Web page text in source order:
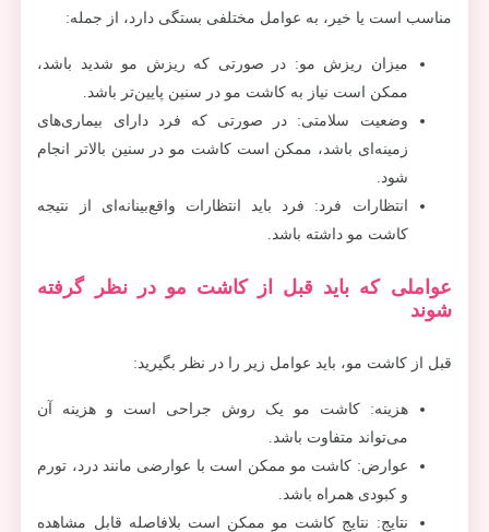
مناسب است یا خیر، به عوامل مختلفی بستگی دارد، از جمله:
میزان ریزش مو: در صورتی که ریزش مو شدید باشد،
ممکن است نیاز به کاشت مو در سنین پایین‌تر باشد.
وضعیت سلامتی: در صورتی که فرد دارای بیماری‌های
زمینه‌ای باشد، ممکن است کاشت مو در سنین بالاتر انجام
شود.
انتظارات فرد: فرد باید انتظارات واقع‌بینانه‌ای از نتیجه
کاشت مو داشته باشد.
عواملی که باید قبل از کاشت مو در نظر گرفته
شوند
قبل از کاشت مو، باید عوامل زیر را در نظر بگیرید:
هزینه: کاشت مو یک روش جراحی است و هزینه آن
می‌تواند متفاوت باشد.
عوارض: کاشت مو ممکن است با عوارضی مانند درد، تورم
و کبودی همراه باشد.
نتایج: نتایج کاشت مو ممکن است بلافاصله قابل مشاهده